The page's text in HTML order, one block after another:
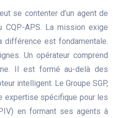
se contenter d’un agent de
CQP-APS. La mission exige
différence est fondamentale.
Un opérateur comprend
Il est formé au-delà des
intelligent. Le Groupe SGP,
expertise spécifique pour les
en formant ses agents à